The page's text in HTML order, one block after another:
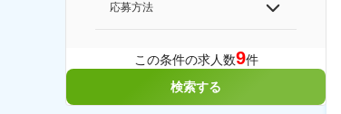
応募方法
この条件の求人数9件
検索する